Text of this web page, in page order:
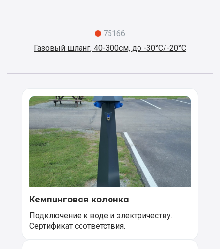
75166
Газовый шланг, 40-300см, до -30°C/-20°C
Кемпинговая колонка
Подключение к воде и электричеству.
Сертификат соответствия.